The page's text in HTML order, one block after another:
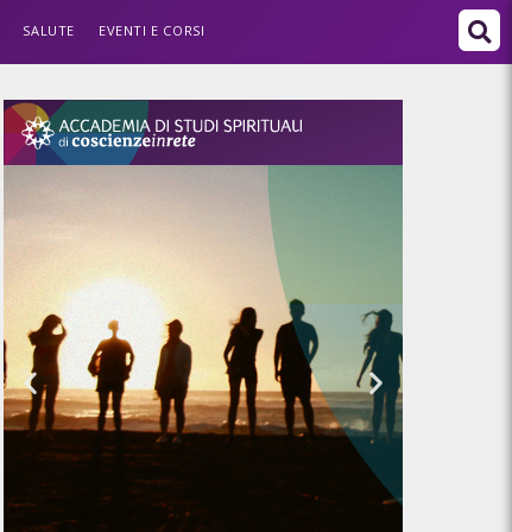
SALUTE EVENTI E CORSI